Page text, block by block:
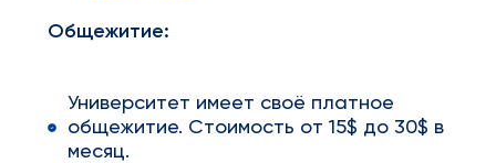
Общежитие:
Университет имеет своё платное
общежитие. Стоимость от 15$ до 30$ в
месяц.